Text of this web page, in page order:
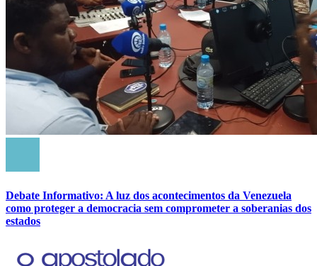
Debate Informativo: A luz dos acontecimentos da Venezuela
como proteger a democracia sem comprometer a soberanias dos
estados